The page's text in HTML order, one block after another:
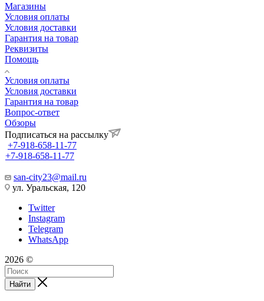
Магазины
Условия оплаты
Условия доставки
Гарантия на товар
Реквизиты
Помощь
Условия оплаты
Условия доставки
Гарантия на товар
Вопрос-ответ
Обзоры
Подписаться на рассылку
+7-918-658-11-77
+7-918-658-11-77
san-city23@mail.ru
ул. Уральская, 120
Twitter
Instagram
Telegram
WhatsApp
2026 ©
Найти